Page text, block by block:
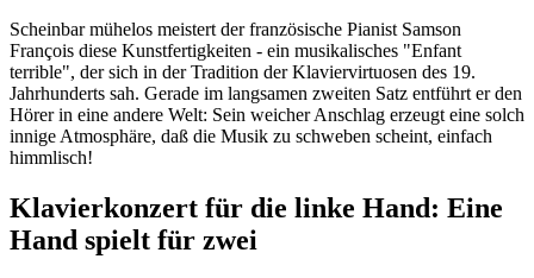
Scheinbar mühelos meistert der französische Pianist Samson
François diese Kunstfertigkeiten - ein musikalisches "Enfant
terrible", der sich in der Tradition der Klaviervirtuosen des 19.
Jahrhunderts sah. Gerade im langsamen zweiten Satz entführt er den
Hörer in eine andere Welt: Sein weicher Anschlag erzeugt eine solch
innige Atmosphäre, daß die Musik zu schweben scheint, einfach
himmlisch!
Klavierkonzert für die linke Hand: Eine
Hand spielt für zwei